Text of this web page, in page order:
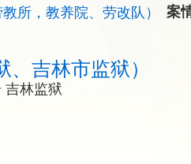
所，教养院、劳改队） 案
吉林市监狱）
吉林监狱